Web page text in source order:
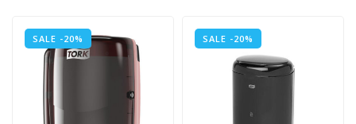
SALE -20% SALE -20%